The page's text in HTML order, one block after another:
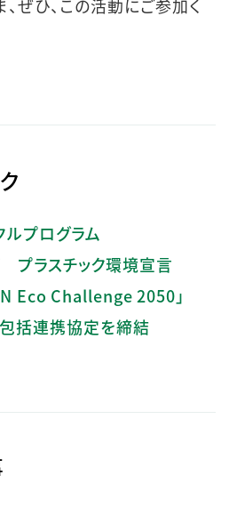
ぜひ、この活動にご参加く
ルプログラム
プラスチック環境宣言
Eco Challenge 2050」
括連携協定を締結